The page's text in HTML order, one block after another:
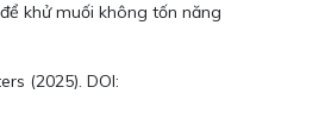
khử muối không tốn năng
(2025). DOI: